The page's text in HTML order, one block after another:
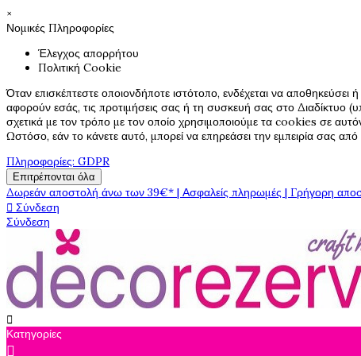
×
Νομικές Πληροφορίες
Έλεγχος απορρήτου
Πολιτική Cookie
Όταν επισκέπτεστε οποιονδήποτε ιστότοπο, ενδέχεται να
αφορούν εσάς, τις προτιμήσεις σας ή τη συσκευή σας στο Διαδίκτυο
σχετικά με τον τρόπο με τον οποίο χρησιμοποιούμε τα cookies σε
Ωστόσο, εάν το κάνετε αυτό, μπορεί να επηρεάσει την εμπειρία σας
Πληροφορίες: GDPR
Επιτρέπονται όλα
Δωρεάν αποστολή άνω των 39€* | Ασφαλείς πληρωμές | Γρήγορη
 Σύνδεση
Σύνδεση

Κατηγορίες
